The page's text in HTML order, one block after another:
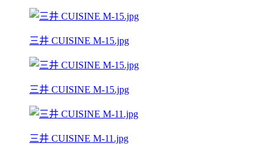
三井 CUISINE M-15.jpg
三井 CUISINE M-15.jpg
三井 CUISINE M-11.jpg